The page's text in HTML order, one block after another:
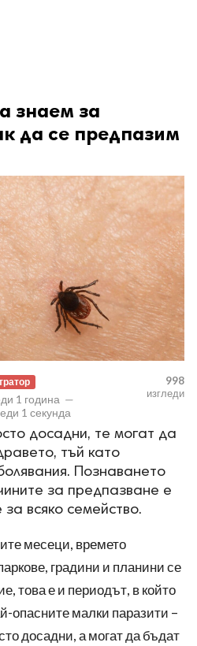
знаем за
да се предпазим
1 година —
1 секунда
998
изгледи
досадни, те могат да
тъй като
Познаването
за предпазване е
всяко семейство.
месеци, времето
градини и планини се
това е и периодът, в който
опасните малки паразити –
досадни, а могат да бъдат